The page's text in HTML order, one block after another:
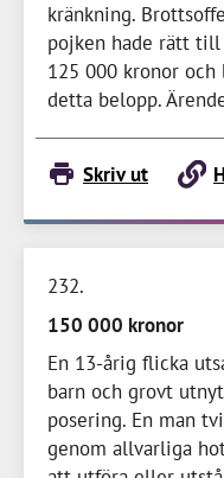
kränkning.
pojken hade rätt
125 000 kronor och
detta belopp.
Skriv ut
232
150 000 kronor
En 13-årig flicka
barn och grovt
posering. En man
genom allvarliga